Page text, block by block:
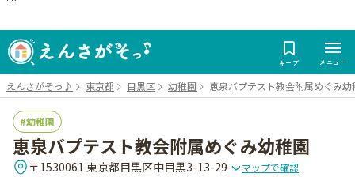
キープ メニュー
えんさがそっ♪ 東京都 目黒区 幼稚園 恵泉バプテスト教会附属めぐみ幼
幼稚園
恵泉バプテスト教会附属めぐみ幼稚園
〒1530061 東京都目黒区中目黒3-13-29 マップで確認